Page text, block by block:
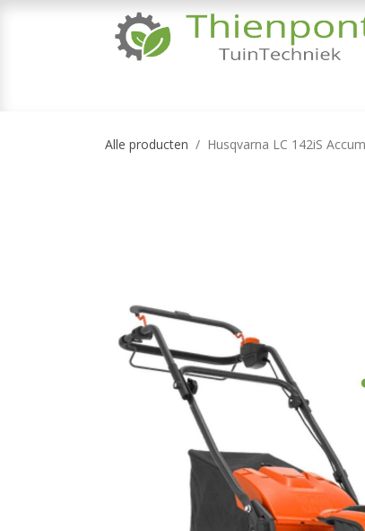
Alle producten Husqvarna LC 142iS